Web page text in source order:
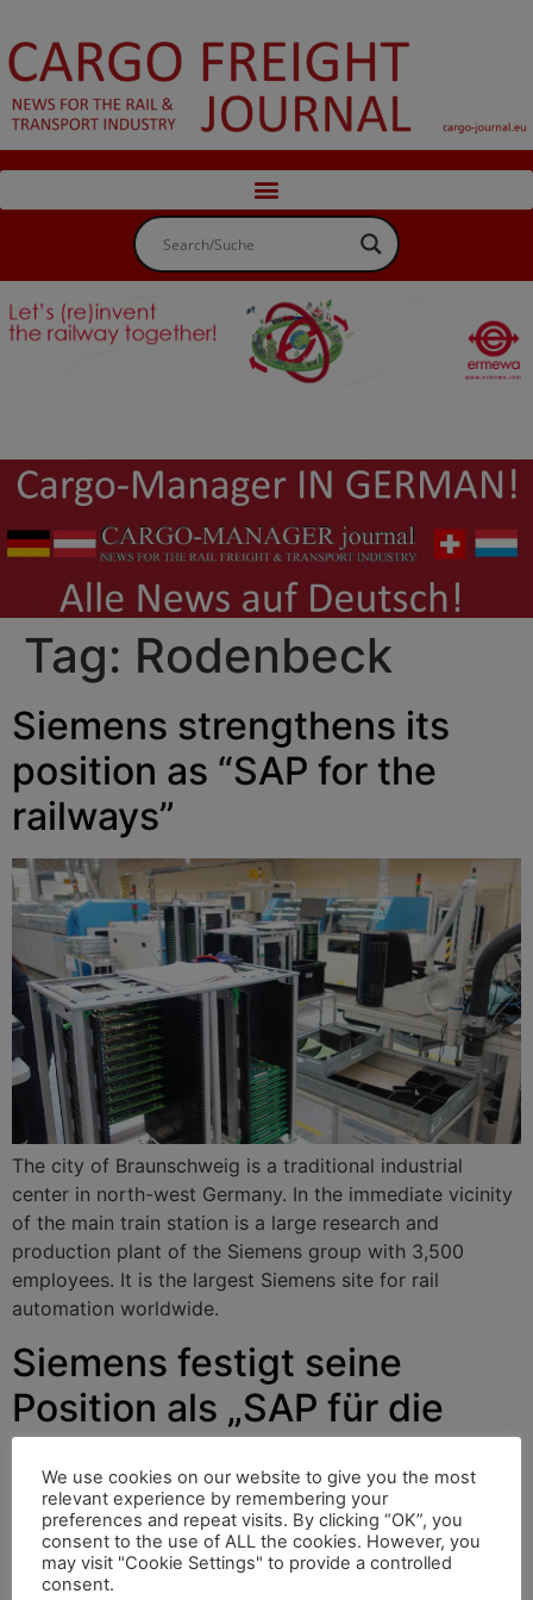
Tag: Rodenbeck
Siemens strengthens its
position as “SAP for the
railways”
The city of Braunschweig is a traditional industrial
center in north-west Germany. In the immediate vicinity
of the main train station is a large research and
production plant of the Siemens group with 3,500
employees. It is the largest Siemens site for rail
automation worldwide.
Siemens festigt seine
Position als „SAP für die
Eisenbahn“
Die Stadt Braunschweig ist ein traditionsreiches
Industriezentrum im Nordwesten Deutschlands. In
direkter Nachbarschaft zum Hauptbahnhof liegt ein
We use cookies on our website to give you the most
relevant experience by remembering your
preferences and repeat visits. By clicking “OK”, you
consent to the use of ALL the cookies. However, you
may visit "Cookie Settings" to provide a controlled
consent.